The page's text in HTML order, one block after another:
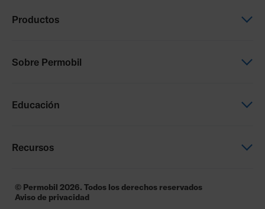
Productos
Sobre Permobil
Educación
Recursos
Manuals and product data
Documentos reglamentarios
© Permobil 2026. Todos los derechos reservados
Aviso de privacidad